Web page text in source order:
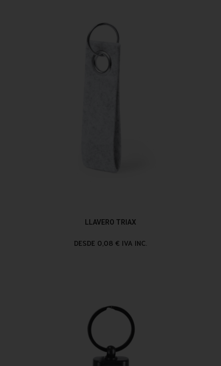
LLAVERO TRIAX
DESDE 0,08 € IVA INC.